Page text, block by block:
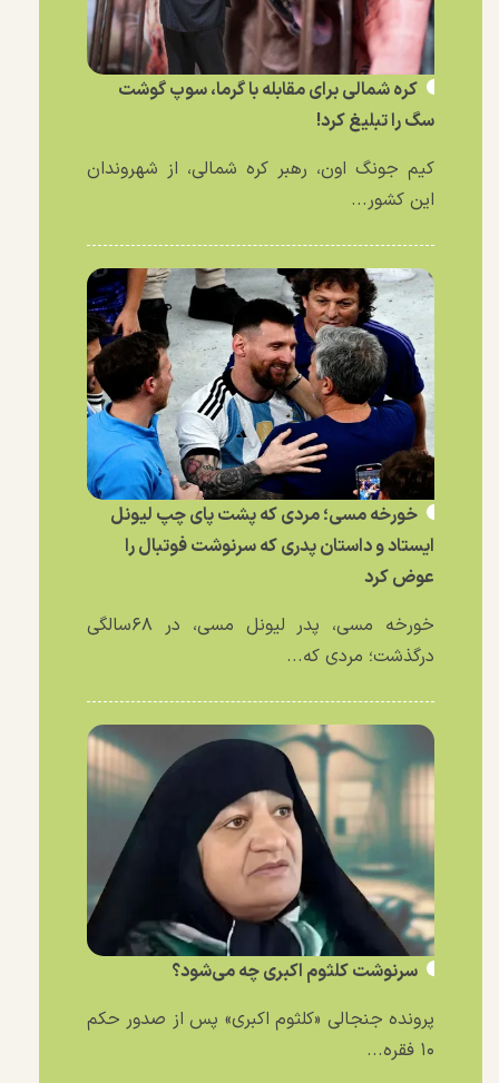
کره شمالی برای مقابله با گرما، سوپ گوشت
سگ را تبلیغ کرد!
کیم جونگ اون، رهبر کره شمالی، از شهروندان
این کشور...
خورخه مسی؛ مردی که پشت پای چپ لیونل
ایستاد و داستان پدری که سرنوشت فوتبال را
عوض کرد
خورخه مسی، پدر لیونل مسی، در ۶۸سالگی
درگذشت؛ مردی که...
سرنوشت کلثوم اکبری چه می‌شود؟
پرونده جنجالی «کلثوم اکبری» پس از صدور حکم
۱۰ فقره...